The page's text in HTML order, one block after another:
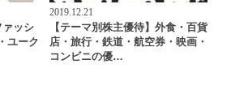
ァッシ
ユーク
2019.12.21
【テーマ別株主優待】外食・百貨
店・旅行・鉄道・航空券・映画・
コンビニの優…